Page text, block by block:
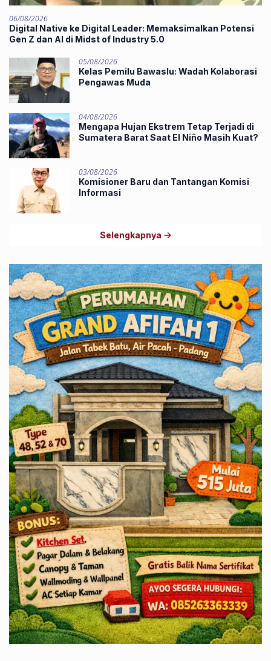
06/08/2026
Digital Native ke Digital Leader: Memaksimalkan Potensi
Gen Z dan AI di Midst of Industry 5.0
05/08/2026
Kelas Pemilu Bawaslu: Wadah Kolaborasi
Pengawas Muda
04/08/2026
Mengapa Hujan Ekstrem Tetap Terjadi di
Sumatera Barat Saat El Niño Masih Kuat?
03/08/2026
Komisioner Baru dan Tantangan Komisi
Informasi
Selengkapnya